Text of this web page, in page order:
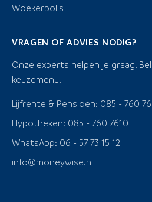
Woekerpolis
VRAGEN OF ADVIES NODIG?
Onze experts helpen je graag.
keuzemenu.
Lijfrente & Pensioen: 085 - 760
Hypotheken: 085 - 760 7610
WhatsApp: 06 - 57 73 15 12
info@moneywise.nl